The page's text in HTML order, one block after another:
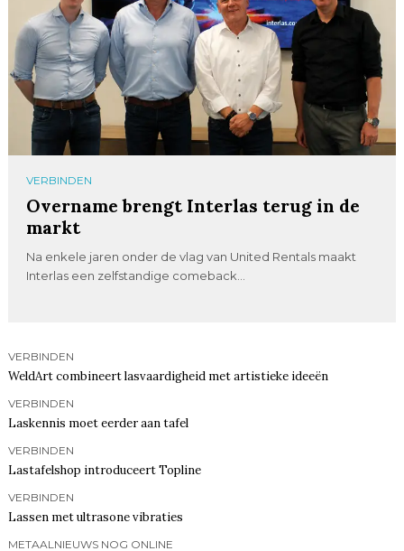
VERBINDEN
Overname brengt Interlas terug in de
markt
Na enkele jaren onder de vlag van United Rentals maakt
Interlas een zelfstandige comeback...
VERBINDEN
WeldArt combineert lasvaardigheid met artistieke ideeën
VERBINDEN
Laskennis moet eerder aan tafel
VERBINDEN
Lastafelshop introduceert Topline
VERBINDEN
Lassen met ultrasone vibraties
METAALNIEUWS NOG ONLINE